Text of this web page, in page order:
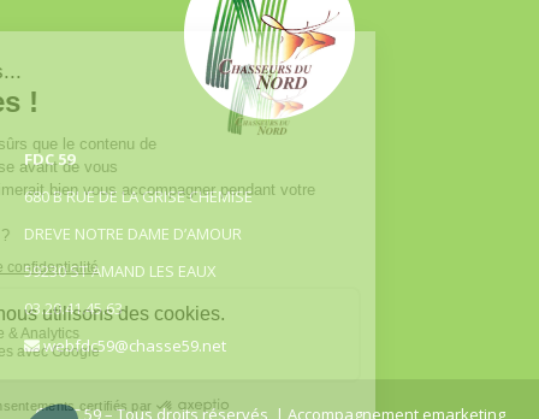
FDC 59
680 B RUE DE LA GRISE CHEMISE
DREVE NOTRE DAME D’AMOUR
59230 ST AMAND LES EAUX
03.20.41.45.63
webfdc59@chasse59.net
© FDC 59 – Tous droits réservés | Accompagnement emarketing